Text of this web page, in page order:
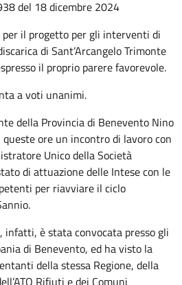
del 18 dicembre 2024
per il progetto per gli interventi di
di Sant’Arcangelo Trimonte
il proprio parere favorevole.
a voti unanimi.
della Provincia di Benevento Nino
ore un incontro di lavoro con
Unico della Società
di attuazione delle Intese con le
per riavviare il ciclo
infatti, è stata convocata presso gli
di Benevento, ed ha visto la
della stessa Regione, della
Rifiuti e dei Comuni